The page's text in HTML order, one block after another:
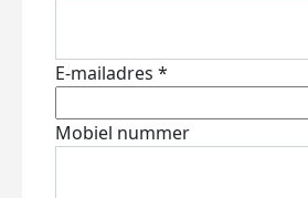
E-mailadres *
Mobiel nummer